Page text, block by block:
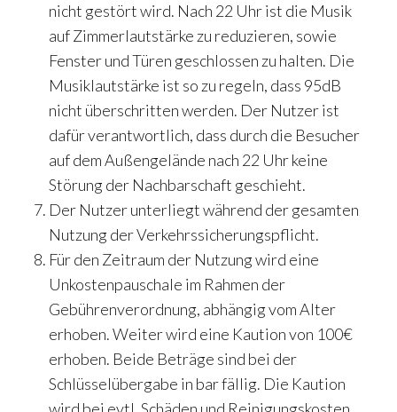
nicht gestört wird. Nach 22 Uhr ist die Musik
auf Zimmerlautstärke zu reduzieren, sowie
Fenster und Türen geschlossen zu halten. Die
Musiklautstärke ist so zu regeln, dass 95dB
nicht überschritten werden. Der Nutzer ist
dafür verantwortlich, dass durch die Besucher
auf dem Außengelände nach 22 Uhr keine
Störung der Nachbarschaft geschieht.
Der Nutzer unterliegt während der gesamten
Nutzung der Verkehrssicherungspflicht.
Für den Zeitraum der Nutzung wird eine
Unkostenpauschale im Rahmen der
Gebührenverordnung, abhängig vom Alter
erhoben. Weiter wird eine Kaution von 100€
erhoben. Beide Beträge sind bei der
Schlüsselübergabe in bar fällig. Die Kaution